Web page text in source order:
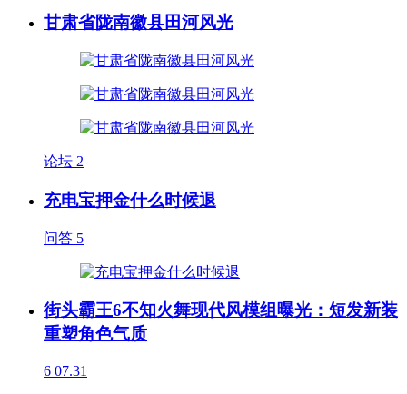
甘肃省陇南徽县田河风光
论坛 2
充电宝押金什么时候退
问答 5
街头霸王6不知火舞现代风模组曝光：短发新装
重塑角色气质
6 07.31